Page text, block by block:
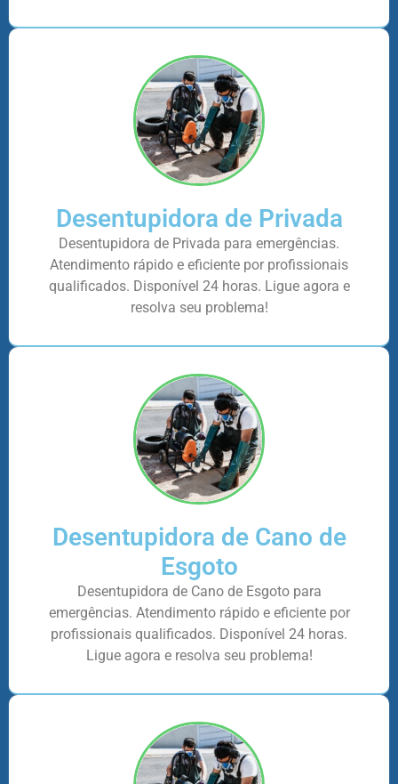
Desentupidora de Privada
Desentupidora de Privada para emergências.
Atendimento rápido e eficiente por profissionais
qualificados. Disponível 24 horas. Ligue agora e
resolva seu problema!
Desentupidora de Cano de
Esgoto
Desentupidora de Cano de Esgoto para
emergências. Atendimento rápido e eficiente por
profissionais qualificados. Disponível 24 horas.
Ligue agora e resolva seu problema!